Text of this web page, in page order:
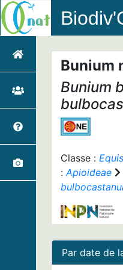
Bunium
Bunium
Classe :
:Apioideae
Par date de